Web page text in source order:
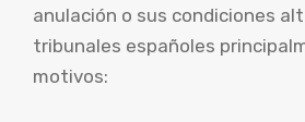
anulación o sus condiciones
tribunales españoles
motivos: